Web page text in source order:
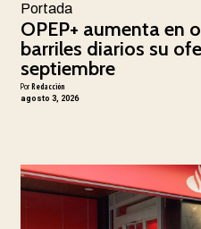
Portada
OPEP+ aumenta en
barriles diarios su
septiembre
PorRedacción
agosto 3, 2026